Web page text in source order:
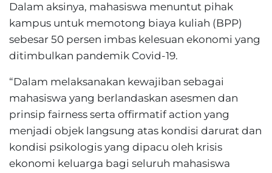
Dalam aksinya, mahasiswa menuntut pihak
kampus untuk memotong biaya kuliah (BPP)
sebesar 50 persen imbas kelesuan ekonomi yang
ditimbulkan pandemik Covid-19.
“Dalam melaksanakan kewajiban sebagai
mahasiswa yang berlandaskan asesmen dan
prinsip fairness serta offirmatif action yang
menjadi objek langsung atas kondisi darurat dan
kondisi psikologis yang dipacu oleh krisis
ekonomi keluarga bagi seluruh mahasiswa